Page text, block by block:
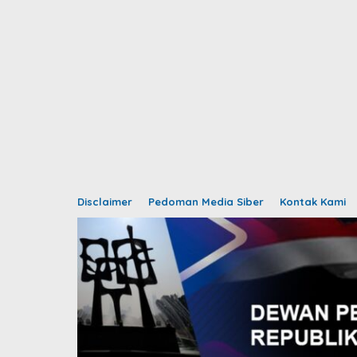
Disclaimer Pedoman Media Siber Kontak Kami